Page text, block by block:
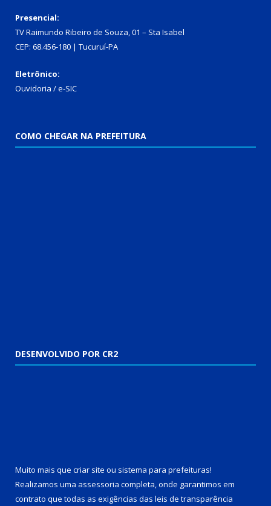
Presencial:
TV Raimundo Ribeiro de Souza, 01 – Sta Isabel
CEP: 68.456-180 | Tucuruí-PA
Eletrônico:
Ouvidoria /e-SIC
COMO CHEGAR NA PREFEITURA
DESENVOLVIDO POR CR2
Muito mais que criar site ou sistema para prefeituras!
Realizamos uma assessoria completa, onde garantimos em
contrato que todas as exigências das leis de transparência